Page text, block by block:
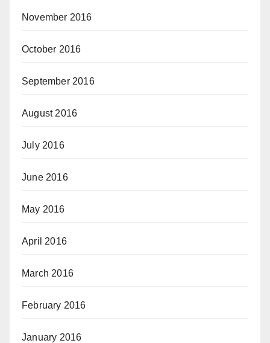
November 2016
October 2016
September 2016
August 2016
July 2016
June 2016
May 2016
April 2016
March 2016
February 2016
January 2016